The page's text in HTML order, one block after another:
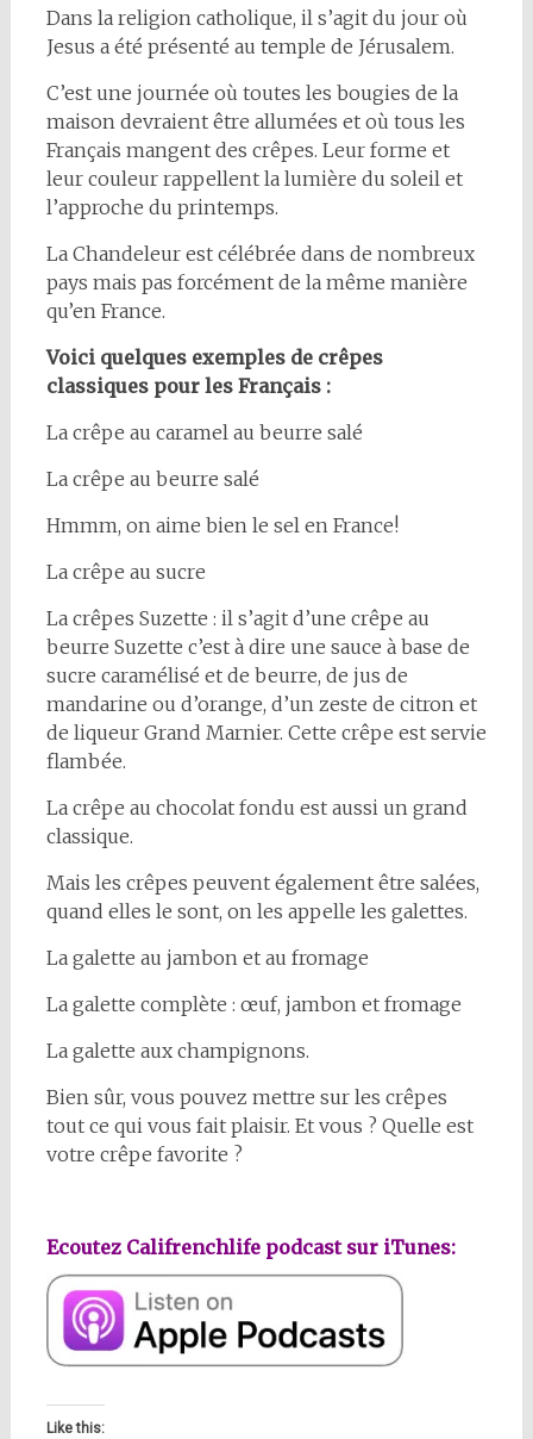
Dans la religion catholique, il s’agit du jour où
Jesus a été présenté au temple de Jérusalem.
C’est une journée où toutes les bougies de la
maison devraient être allumées et où tous les
Français mangent des crêpes. Leur forme et
leur couleur rappellent la lumière du soleil et
l’approche du printemps.
La Chandeleur est célébrée dans de nombreux
pays mais pas forcément de la même manière
qu’en France.
Voici quelques exemples de crêpes
classiques pour les Français :
La crêpe au caramel au beurre salé
La crêpe au beurre salé
Hmmm, on aime bien le sel en France!
La crêpe au sucre
La crêpes Suzette : il s’agit d’une crêpe au
beurre Suzette c’est à dire une sauce à base de
sucre caramélisé et de beurre, de jus de
mandarine ou d’orange, d’un zeste de citron et
de liqueur Grand Marnier. Cette crêpe est servie
flambée.
La crêpe au chocolat fondu est aussi un grand
classique.
Mais les crêpes peuvent également être salées,
quand elles le sont, on les appelle les galettes.
La galette au jambon et au fromage
La galette complète : œuf, jambon et fromage
La galette aux champignons.
Bien sûr, vous pouvez mettre sur les crêpes
tout ce qui vous fait plaisir. Et vous ? Quelle est
votre crêpe favorite ?
Ecoutez Califrenchlife podcast sur iTunes:
Like this: